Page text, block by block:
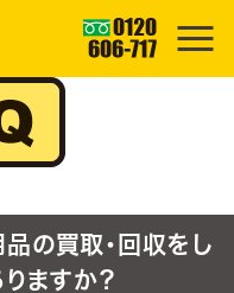
の買取・回収をし
ますか？